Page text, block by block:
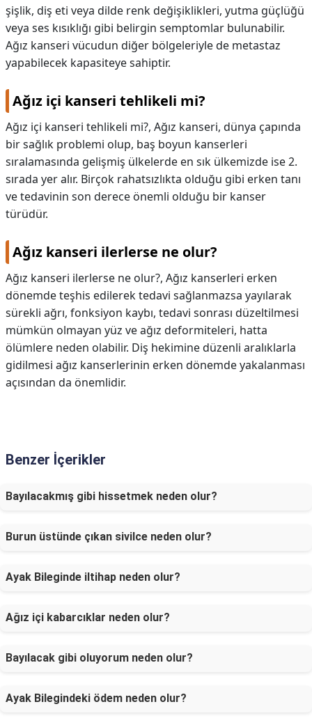
şişlik, diş eti veya dilde renk değişiklikleri, yutma güçlüğü
veya ses kısıklığı gibi belirgin semptomlar bulunabilir.
Ağız kanseri vücudun diğer bölgeleriyle de metastaz
yapabilecek kapasiteye sahiptir.
Ağız içi kanseri tehlikeli mi?
Ağız içi kanseri tehlikeli mi?, Ağız kanseri, dünya çapında
bir sağlık problemi olup, baş boyun kanserleri
sıralamasında gelişmiş ülkelerde en sık ülkemizde ise 2.
sırada yer alır. Birçok rahatsızlıkta olduğu gibi erken tanı
ve tedavinin son derece önemli olduğu bir kanser
türüdür.
Ağız kanseri ilerlerse ne olur?
Ağız kanseri ilerlerse ne olur?, Ağız kanserleri erken
dönemde teşhis edilerek tedavi sağlanmazsa yayılarak
sürekli ağrı, fonksiyon kaybı, tedavi sonrası düzeltilmesi
mümkün olmayan yüz ve ağız deformiteleri, hatta
ölümlere neden olabilir. Diş hekimine düzenli aralıklarla
gidilmesi ağız kanserlerinin erken dönemde yakalanması
açısından da önemlidir.
Benzer İçerikler
Bayılacakmış gibi hissetmek neden olur?
Burun üstünde çıkan sivilce neden olur?
Ayak Bileginde iltihap neden olur?
Ağız içi kabarcıklar neden olur?
Bayılacak gibi oluyorum neden olur?
Ayak Bilegindeki ödem neden olur?